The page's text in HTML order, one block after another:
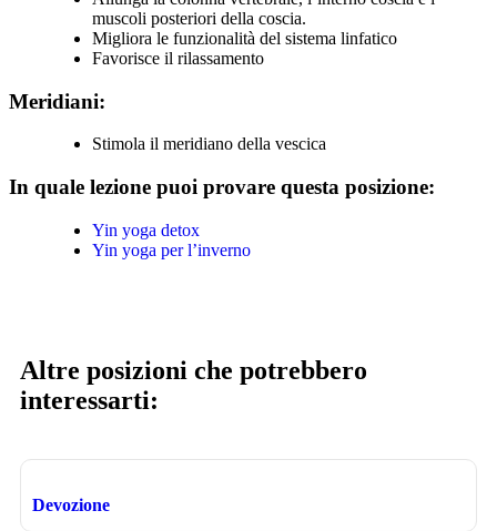
muscoli posteriori della coscia.
Migliora le funzionalità del sistema linfatico
Favorisce il rilassamento
Meridiani:
Stimola il meridiano della vescica
In quale lezione puoi provare questa posizione:
Yin yoga detox
Yin yoga per l’inverno
Altre posizioni che potrebbero
interessarti:
Devozione